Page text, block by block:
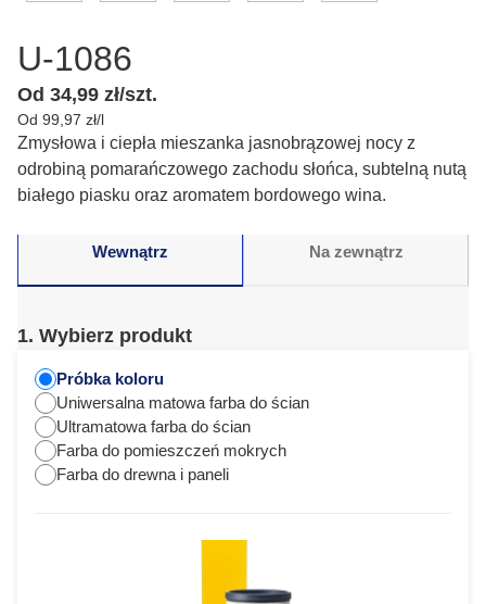
U-1086
Od 34,99 zł/szt.
Od 99,97 zł/l
Zmysłowa i ciepła mieszanka jasnobrązowej nocy z
odrobiną pomarańczowego zachodu słońca, subtelną nutą
białego piasku oraz aromatem bordowego wina.
Wewnątrz Na zewnątrz
1. Wybierz produkt
Próbka koloru
Uniwersalna matowa farba do ścian
Ultramatowa farba do ścian
Farba do pomieszczeń mokrych
Farba do drewna i paneli